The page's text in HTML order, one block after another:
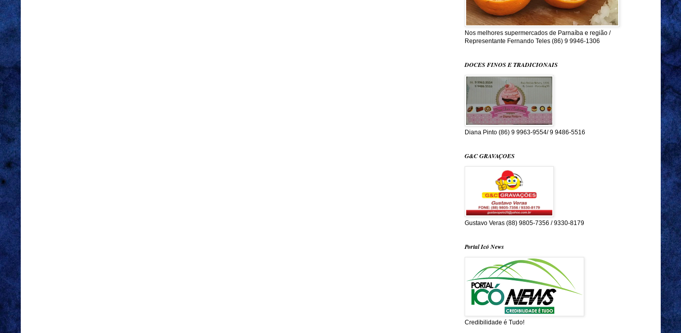
Nos melhores supermercados de Parnaíba e região /
Representante Fernando Teles (86) 9 9946-1306
DOCES FINOS E TRADICIONAIS
Diana Pinto (86) 9 9963-9554/ 9 9486-5516
G&C GRAVAÇOES
Gustavo Veras (88) 9805-7356 / 9330-8179
Portal Icó News
Credibilidade é Tudo!